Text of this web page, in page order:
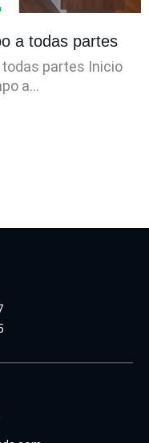
a todas partes
todas partes Inicio
a...